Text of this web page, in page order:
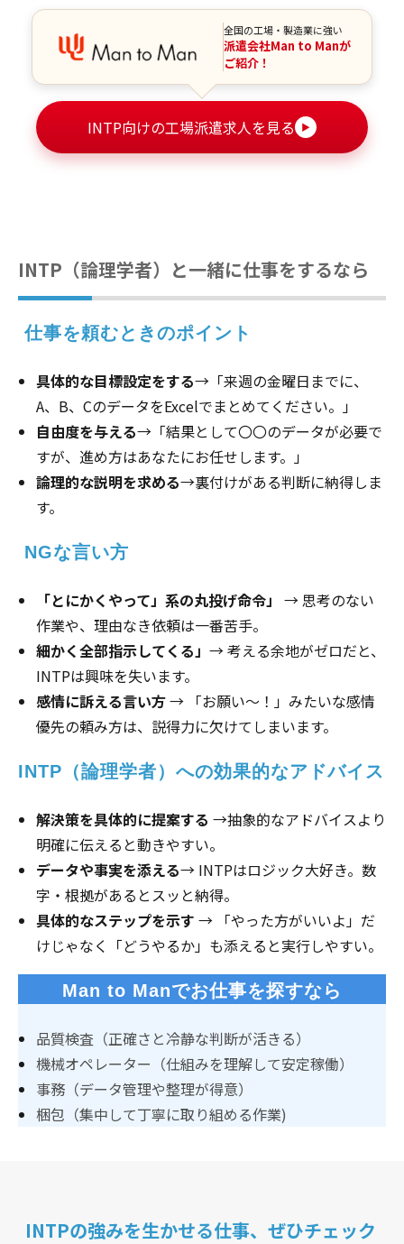
全国の工場・製造業に強い
派遣会社Man to Manが
ご紹介！
INTP向けの工場派遣求人を見る ▶
INTP（論理学者）と一緒に仕事をするなら
仕事を頼むときのポイント
具体的な目標設定をする→「来週の金曜日までに、
A、B、CのデータをExcelでまとめてください。」
自由度を与える→「結果として〇〇のデータが必要で
すが、進め方はあなたにお任せします。」
論理的な説明を求める→裏付けがある判断に納得しま
す。
NGな言い方
「とにかくやって」系の丸投げ命令」 → 思考のない
作業や、理由なき依頼は一番苦手。
細かく全部指示してくる」 → 考える余地がゼロだと、
INTPは興味を失います。
感情に訴える言い方→ 「お願い〜！」みたいな感情
優先の頼み方は、説得力に欠けてしまいます。
INTP（論理学者）への効果的なアドバイス
解決策を具体的に提案する →抽象的なアドバイスより
明確に伝えると動きやすい。
データや事実を添える→ INTPはロジック大好き。数
字・根拠があるとスッと納得。
具体的なステップを示す → 「やった方がいいよ」だ
けじゃなく「どうやるか」も添えると実行しやすい。
Man to Manでお仕事を探すなら
品質検査（正確さと冷静な判断が活きる）
機械オペレーター（仕組みを理解して安定稼働）
事務（データ管理や整理が得意）
梱包（集中して丁寧に取り組める作業)
INTPの強みを生かせる仕事、ぜひチェック